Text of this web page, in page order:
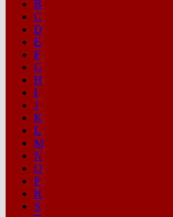
B
C
D
E
F
G
H
I
J
K
L
M
N
O
P
R
S